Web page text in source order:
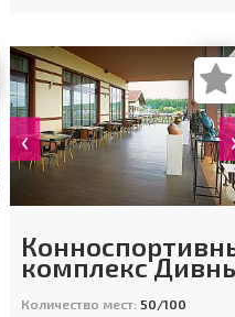
‹
комплекс
Количество мест: 50/100